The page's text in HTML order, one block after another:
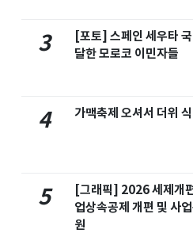
3
[포토] 스페인 세우타
달한 모로코 이민자들
4 가맥축제 오셔서 더위
5
[그래픽] 2026 세제개
업상속공제 개편 및 사
원